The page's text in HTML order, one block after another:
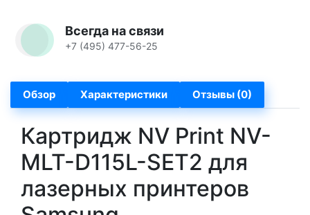
Всегда на связи
+7 (495) 477-56-25
Обзор Характеристики Отзывы (0)
Картридж NV Print NV-
MLT-D115L-SET2 для
лазерных принтеров